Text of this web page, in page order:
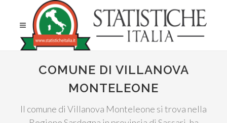
COMUNE DI VILLANOVA
MONTELEONE
Il comune di Villanova Monteleone si trova nella